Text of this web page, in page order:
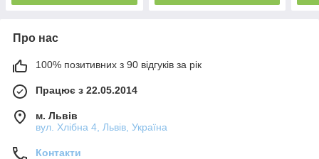
Про нас
100% позитивних з 90 відгуків за рік
Працює з 22.05.2014
м. Львів
вул. Хлібна 4, Львів, Україна
Контакти